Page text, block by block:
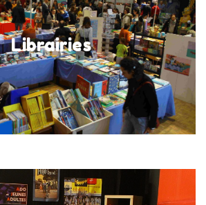
Librairies
3 au 9 mars
à Saint-Germain-lès-Arpajon
En savoir plus